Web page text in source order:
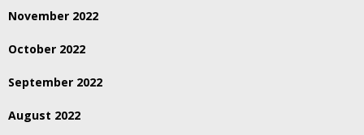
November 2022
October 2022
September 2022
August 2022